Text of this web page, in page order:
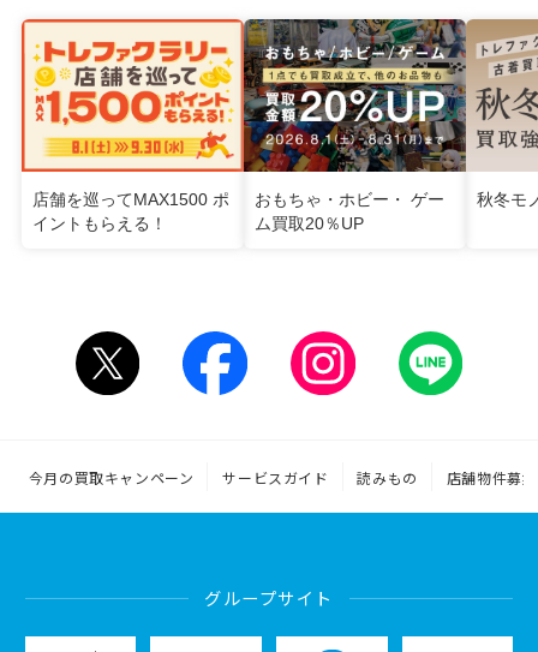
店舗を巡ってMAX1500 ポ
イントもらえる！
おもちゃ・ホビー・ ゲー
ム買取20％UP
秋冬モ
今月の買取キャンペーン サービスガイド 読みもの 店舗物件募集
グループサイト